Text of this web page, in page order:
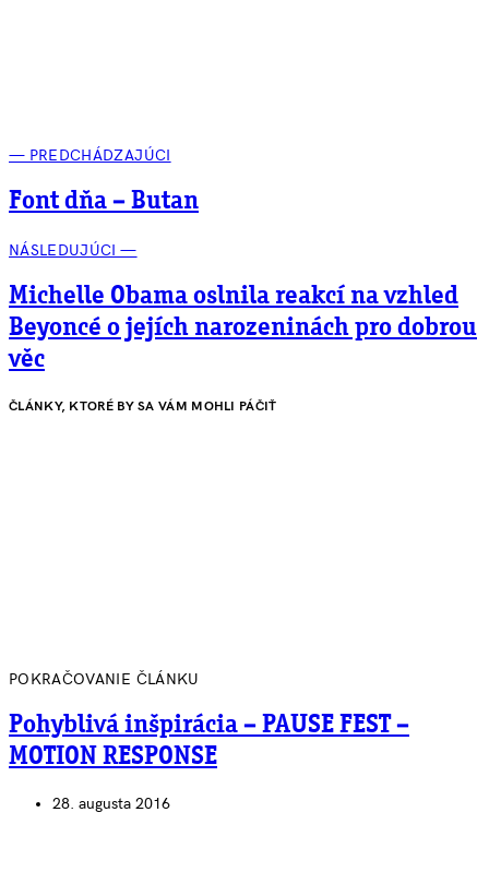
— PREDCHÁDZAJÚCI
Font dňa – Butan
NÁSLEDUJÚCI —
Michelle Obama oslnila reakcí na vzhled
Beyoncé o jejích narozeninách pro dobrou
věc
ČLÁNKY, KTORÉ BY SA VÁM MOHLI PÁČIŤ
POKRAČOVANIE ČLÁNKU
Pohyblivá inšpirácia – PAUSE FEST –
MOTION RESPONSE
28. augusta 2016